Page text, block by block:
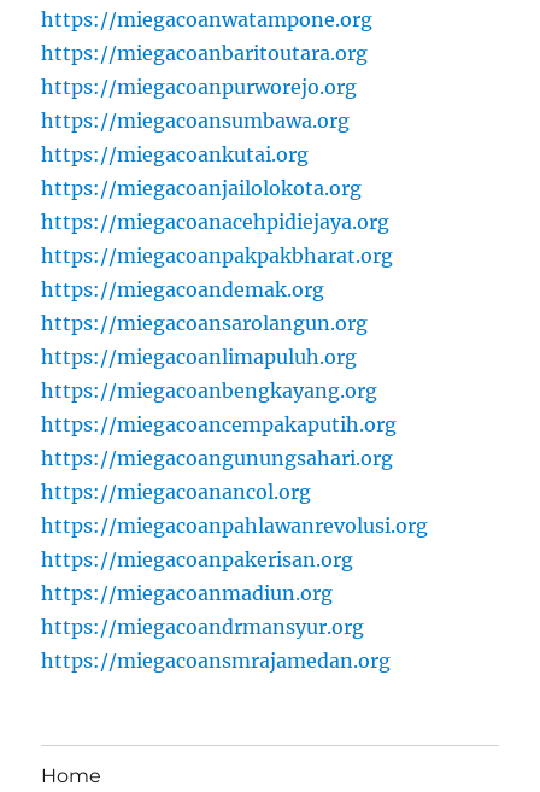
https://miegacoanwatampone.org
https://miegacoanbaritoutara.org
https://miegacoanpurworejo.org
https://miegacoansumbawa.org
https://miegacoankutai.org
https://miegacoanjailolokota.org
https://miegacoanacehpidiejaya.org
https://miegacoanpakpakbharat.org
https://miegacoandemak.org
https://miegacoansarolangun.org
https://miegacoanlimapuluh.org
https://miegacoanbengkayang.org
https://miegacoancempakaputih.org
https://miegacoangunungsahari.org
https://miegacoanancol.org
https://miegacoanpahlawanrevolusi.org
https://miegacoanpakerisan.org
https://miegacoanmadiun.org
https://miegacoandrmansyur.org
https://miegacoansmrajamedan.org
Home